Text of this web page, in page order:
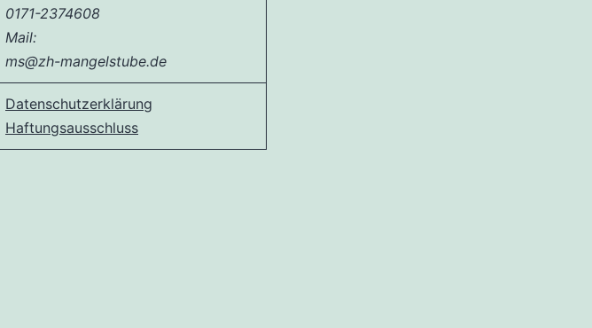
0171-2374608
Mail:
ms@zh-mangelstube.de
Datenschutzerklärung
Haftungsausschluss